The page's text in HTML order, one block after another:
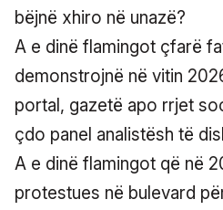
bëjnë xhiro në unazë?
A e dinë flamingot çfarë
demonstrojnë në vitin
portal, gazetë apo rrjet
çdo panel analistësh të
A e dinë flamingot që në
protestues në bulevard